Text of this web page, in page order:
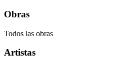
Obras
Todos las obras
Artistas